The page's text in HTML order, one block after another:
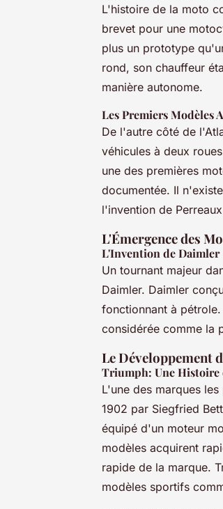
L'histoire de la moto
brevet pour une
plus un prototype
rond, son chauffeur
manière autonome.
Les Premiers Modèles
De l'autre côté de
véhicules à deux
une des premières
documentée. Il
l'invention de
L'Émergence des
L'Invention de Daimler
Un tournant majeur
Daimler. Daimler
fonctionnant à
considérée comme la
Le Développement
Triumph: Une Histoire
L'une des marques
1902 par Siegfried
équipé d'un moteur
modèles acquirent
rapide de la marque.
modèles sportifs